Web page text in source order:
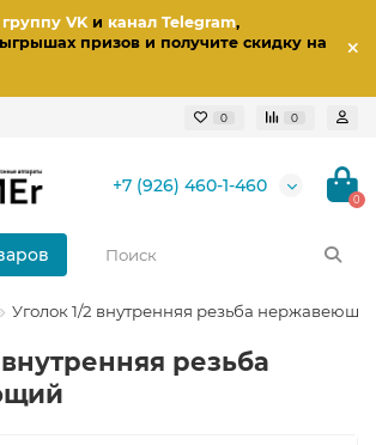
группу VKи канал Telegram,
призов и получите скидку на
0 0
+7 (926) 460-1-460
0
Уголок 1/2 внутренняя резьба
резьба